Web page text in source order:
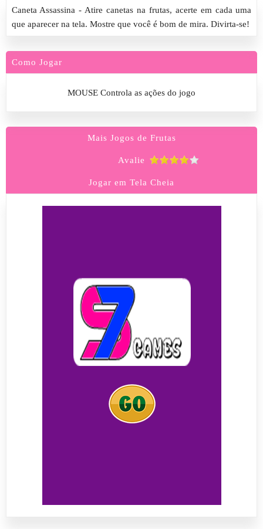
Caneta Assassina - Atire canetas na frutas, acerte em cada uma
que aparecer na tela. Mostre que você é bom de mira. Divirta-se!
Como Jogar
MOUSE Controla as ações do jogo
Mais Jogos de Frutas
Avalie
Jogar em Tela Cheia